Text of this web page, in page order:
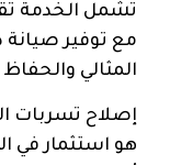
تشمل الخدمة
مع توفير صيانة
المثالي
إصلاح تسربات
هو استثمار في